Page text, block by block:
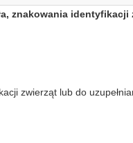
znakowania identyfikacji
zwierząt lub do